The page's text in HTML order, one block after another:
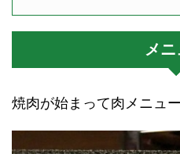
メ
焼肉が始まって肉メニュ